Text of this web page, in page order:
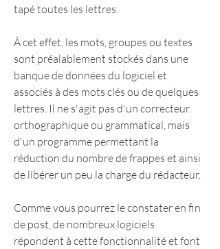
tapé toutes les lettres.
À cet effet, les mots, groupes ou textes
sont préalablement stockés dans une
banque de données du logiciel et
associés à des mots clés ou de quelques
lettres. Il ne s'agit pas d'un correcteur
orthographique ou grammatical, mais
d'un programme permettant la
réduction du nombre de frappes et ainsi
de libérer un peu la charge du rédacteur.
Comme vous pourrez le constater en fin
de post, de nombreux logiciels
répondent à cette fonctionnalité et font